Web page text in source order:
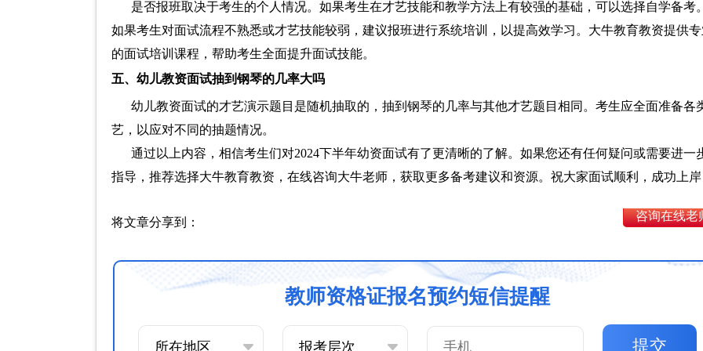
是否报班取决于考生的个人情况。如果考生在才艺技能和教学方法上有较强的基础，可以选择自学备考
如果考生对面试流程不熟悉或才艺技能较弱，建议报班进行系统培训，以提高效学习。大牛教育教资提供专
的面试培训课程，帮助考生全面提升面试技能。
五、幼儿教资面试抽到钢琴的几率大吗
幼儿教资面试的才艺演示题目是随机抽取的，抽到钢琴的几率与其他才艺题目相同。考生应全面准备各
艺，以应对不同的抽题情况。
通过以上内容，相信考生们对2024下半年幼资面试有了更清晰的了解。如果您还有任何疑问或需要进一
指导，推荐选择大牛教育教资，在线咨询大牛老师，获取更多备考建议和资源。祝大家面试顺利，成功上岸
将文章分享到： 咨询在线老
教师资格证报名预约短信提醒
提交